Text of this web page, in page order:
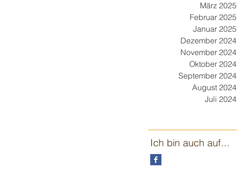
März 2025
Februar 2025
Januar 2025
Dezember 2024
November 2024
Oktober 2024
September 2024
August 2024
Juli 2024
Ich bin auch auf...